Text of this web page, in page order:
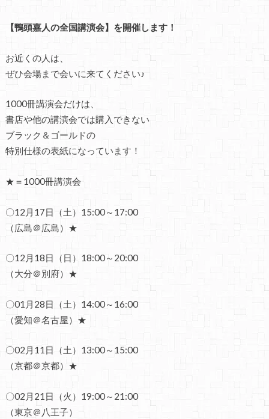
【鴨頭嘉人の全国講演会】を開催します！
お近くの人は、
ぜひ会場まで会いに来てください♪
1000冊講演会だけは、
書店や他の講演会では購入できない
ブラック＆ゴールドの
特別仕様の表紙になっています！
★＝1000冊講演会
〇12月17日（土）15:00～17:00
（広島＠広島）★
〇12月18日（日）18:00～20:00
（大分＠別府）★
〇01月28日（土）14:00～16:00
（愛知＠名古屋）★
〇02月11日（土）13:00～15:00
（京都＠京都）★
〇02月21日（火）19:00～21:00
（東京＠八王子）